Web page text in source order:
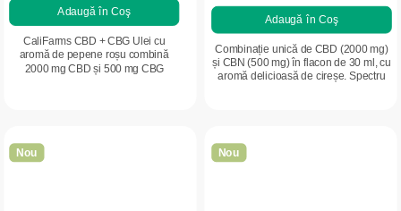
Adaugă în Coş
CaliFarms CBD + CBG Ulei cu
aromă de pepene roșu combină
2000 mg CBD și 500 mg CBG
Adaugă în Coş
Combinație unică de CBD (2000 mg)
și CBN (500 mg) în flacon de 30 ml, cu
aromă delicioasă de cireșe. Spectru
Nou Nou